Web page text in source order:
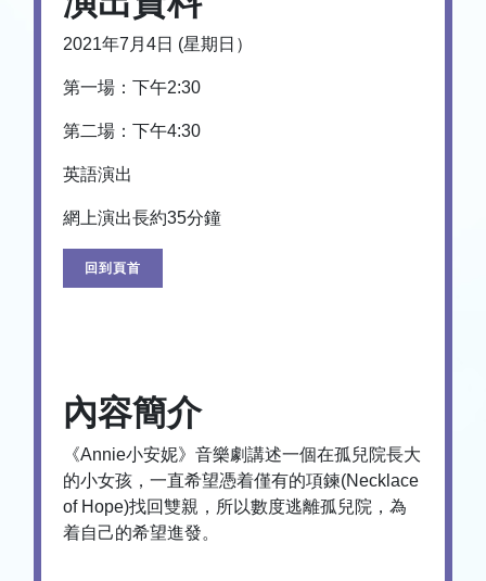
2021年7月4日 (星期日）
第一場：下午2:30
第二場：下午4:30
英語演出
網上演出長約35分鐘
回到頁首
內容簡介
《Annie小安妮》音樂劇講述一個在孤兒院長大
的小女孩，一直希望憑着僅有的項鍊(Necklace
of Hope)找回雙親，所以數度逃離孤兒院，為
着自己的希望進發。